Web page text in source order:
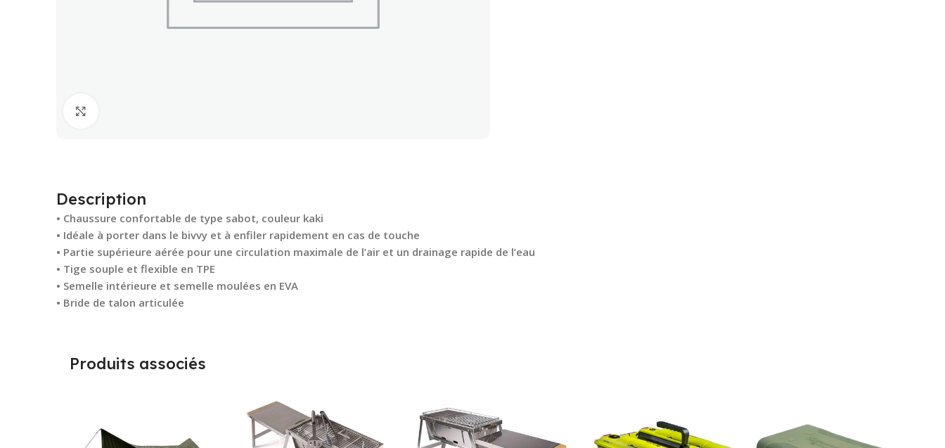
Description
• Chaussure confortable de type sabot, couleur kaki
• Idéale à porter dans le bivvy et à enfiler rapidement en cas de touche
• Partie supérieure aérée pour une circulation maximale de l’air et un drainage rapide de l’eau
• Tige souple et flexible en TPE
• Semelle intérieure et semelle moulées en EVA
• Bride de talon articulée
Produits associés